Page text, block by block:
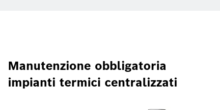
Manutenzione obbligatoria
impianti termici centralizzati